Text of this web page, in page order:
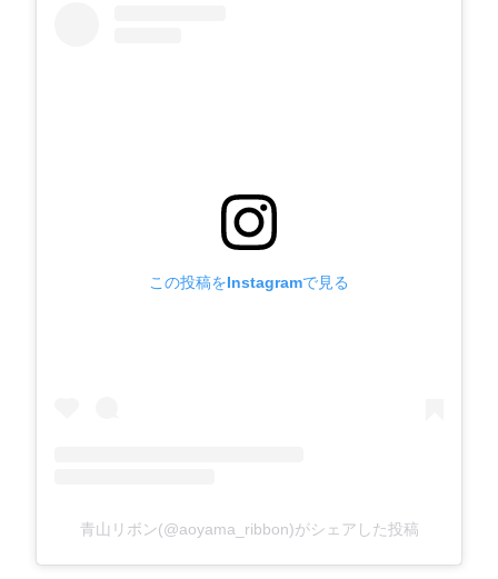
この投稿をInstagramで見る
青山リボン(@aoyama_ribbon)がシェアした投稿